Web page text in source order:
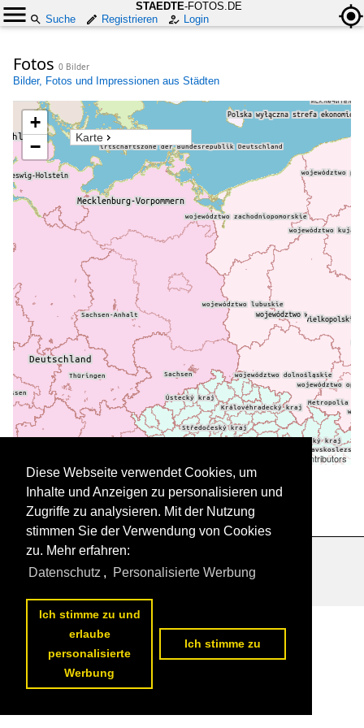
STAEDTE-FOTOS.DE
Suche
Registrieren Login
Fotos 0 Bilder
Bilder, Fotos und Impressionen aus Städten
Karte
+
−
contributors
Daten werden geladen
Datenschutzerklärung |Impressum| Kontakt
Diese Webseite verwendet Cookies, um
Inhalte und Anzeigen zu personalisieren und
Zugriffe zu analysieren. Mit der Nutzung
stimmen Sie der Verwendung von Cookies
zu. Mehr erfahren:
Datenschutz , Personalisierte Werbung
Ich stimme zu und
erlaube
personalisierte
Werbung
Ich stimme zu